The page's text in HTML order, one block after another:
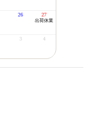
26 27
出荷休業
3 4